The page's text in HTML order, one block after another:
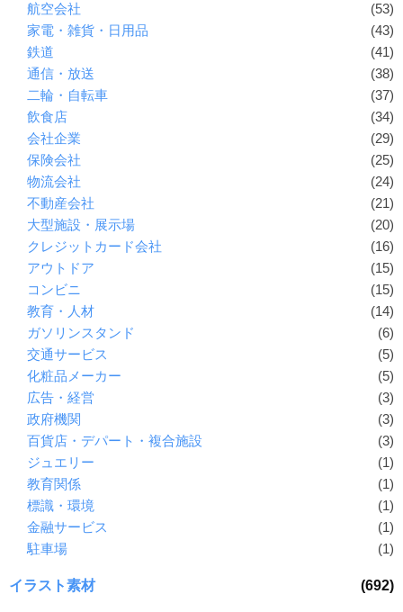
航空会社
(53)
家電・雑貨・日用品
(43)
鉄道
(41)
通信・放送
(38)
二輪・自転車
(37)
飲食店
(34)
会社企業
(29)
保険会社
(25)
物流会社
(24)
不動産会社
(21)
大型施設・展示場
(20)
クレジットカード会社
(16)
アウトドア
(15)
コンビニ
(15)
教育・人材
(14)
ガソリンスタンド
(6)
交通サービス
(5)
化粧品メーカー
(5)
広告・経営
(3)
政府機関
(3)
百貨店・デパート・複合施設
(3)
ジュエリー
(1)
教育関係
(1)
標識・環境
(1)
金融サービス
(1)
駐車場
(1)
イラスト素材 (692)